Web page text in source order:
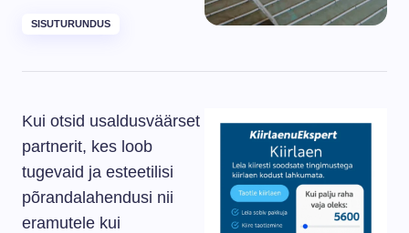
SISUTURUNDUS
Kui otsid usaldusväärset
partnerit, kes loob
tugevaid ja esteetilisi
põrandalahendusi nii
eramutele kui